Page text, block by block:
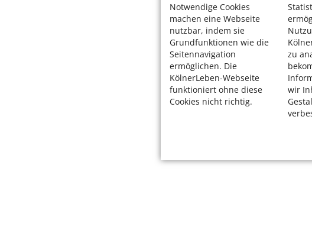
Notwendige Cookies
machen eine Webseite
nutzbar, indem sie
Grundfunktionen wie die
Seitennavigation
ermöglichen. Die
KölnerLeben-Webseite
funktioniert ohne diese
Cookies nicht richtig.
zu
wir